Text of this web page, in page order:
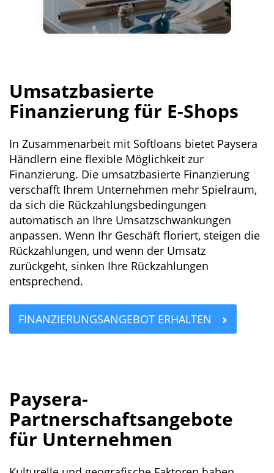
Umsatzbasierte
Finanzierung für E-Shops
In Zusammenarbeit mit Softloans bietet Paysera
Händlern eine flexible Möglichkeit zur
Finanzierung. Die umsatzbasierte Finanzierung
verschafft Ihrem Unternehmen mehr Spielraum,
da sich die Rückzahlungsbedingungen
automatisch an Ihre Umsatzschwankungen
anpassen. Wenn Ihr Geschäft floriert, steigen die
Rückzahlungen, und wenn der Umsatz
zurückgeht, sinken Ihre Rückzahlungen
entsprechend.
FINANZIERUNGSANGEBOT ERHALTEN
Paysera-
Partnerschaftsangebote
für Unternehmen